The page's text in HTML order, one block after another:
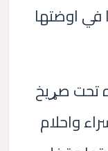
في اوضتها
تحت صړيخ
واحلام